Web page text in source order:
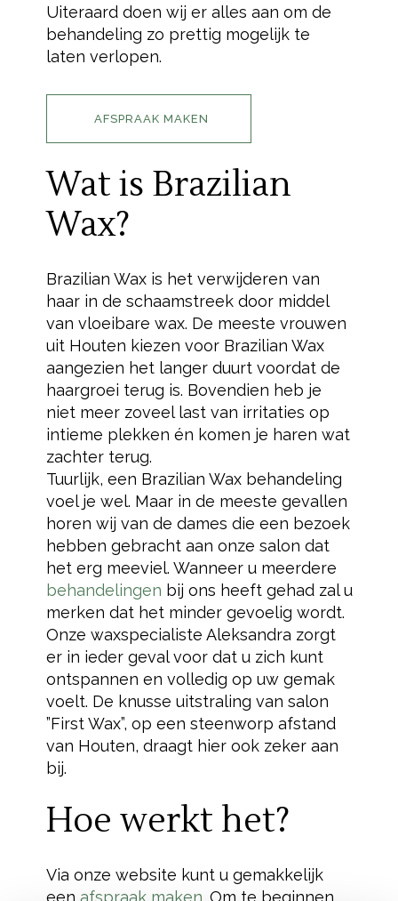
Uiteraard doen wij er alles aan om de
behandeling zo prettig mogelijk te
laten verlopen.
AFSPRAAK MAKEN
Wat is Brazilian
Wax?
Brazilian Wax is het verwijderen van
haar in de schaamstreek door middel
van vloeibare wax. De meeste vrouwen
uit Houten kiezen voor Brazilian Wax
aangezien het langer duurt voordat de
haargroei terug is. Bovendien heb je
niet meer zoveel last van irritaties op
intieme plekken én komen je haren wat
zachter terug.
Tuurlijk, een Brazilian Wax behandeling
voel je wel. Maar in de meeste gevallen
horen wij van de dames die een bezoek
hebben gebracht aan onze salon dat
het erg meeviel. Wanneer u meerdere
behandelingen bij ons heeft gehad zal u
merken dat het minder gevoelig wordt.
Onze waxspecialiste Aleksandra zorgt
er in ieder geval voor dat u zich kunt
ontspannen en volledig op uw gemak
voelt. De knusse uitstraling van salon
”First Wax”, op een steenworp afstand
van Houten, draagt hier ook zeker aan
bij.
Hoe werkt het?
Via onze website kunt u gemakkelijk
een afspraak maken . Om te beginnen